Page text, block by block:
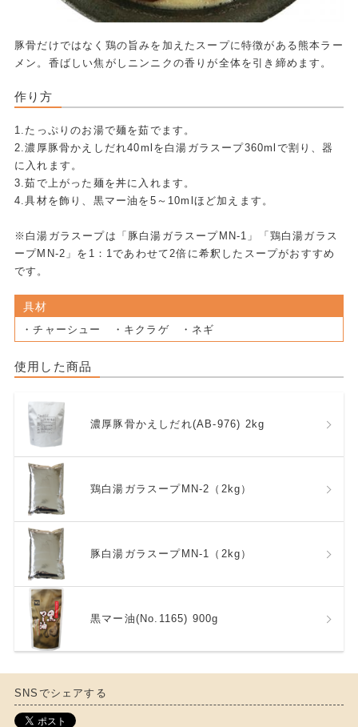
豚骨だけではなく鶏の旨みを加えたスープに特徴がある熊本ラー
メン。香ばしい焦がしニンニクの香りが全体を引き締めます。
作り方
1.たっぷりのお湯で麺を茹でます。
2.濃厚豚骨かえしだれ40mlを白湯ガラスープ360mlで割り、器
に入れます。
3.茹で上がった麺を丼に入れます。
4.具材を飾り、黒マー油を5～10mlほど加えます。
※白湯ガラスープは「豚白湯ガラスープMN-1」「鶏白湯ガラス
ープMN-2」を1：1であわせて2倍に希釈したスープがおすすめ
です。
具材
・チャーシュー ・キクラゲ ・ネギ
使用した商品
濃厚豚骨かえしだれ(AB-976) 2kg
鶏白湯ガラスープMN-2（2kg）
豚白湯ガラスープMN-1（2kg）
黒マー油(No.1165) 900g
SNSでシェアする